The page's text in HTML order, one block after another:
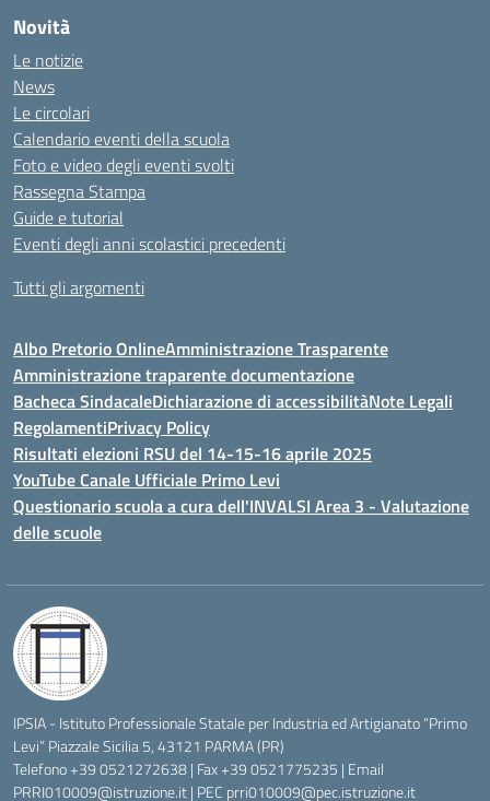
Novità
Le notizie
News
Le circolari
Calendario eventi della scuola
Foto e video degli eventi svolti
Rassegna Stampa
Guide e tutorial
Eventi degli anni scolastici precedenti
Tutti gli argomenti
Albo Pretorio OnlineAmministrazione Trasparente
Amministrazione traparente documentazione
Bacheca SindacaleDichiarazione di accessibilitàNote Legali
RegolamentiPrivacy Policy
Risultati elezioni RSU del 14-15-16 aprile 2025
YouTube Canale Ufficiale Primo Levi
Questionario scuola a cura dell'INVALSI Area 3 - Valutazione
delle scuole
IPSIA - Istituto Professionale Statale per Industria ed Artigianato “Primo
Levi” Piazzale Sicilia 5, 43121 PARMA (PR)
Telefono +39 0521272638 | Fax +39 0521775235 | Email
PRRI010009@istruzione.it| PEC prri010009@pec.istruzione.it